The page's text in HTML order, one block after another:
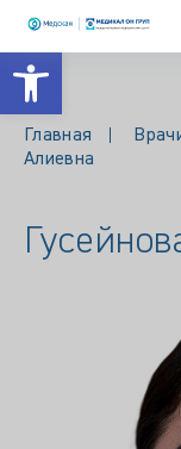
Открыть панель
Главная
Алиевна